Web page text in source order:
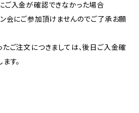
ご入金が確認できなかった場合
会にご参加頂けませんのでご了承お願
ご注文につきましては、後日ご入金確
す。